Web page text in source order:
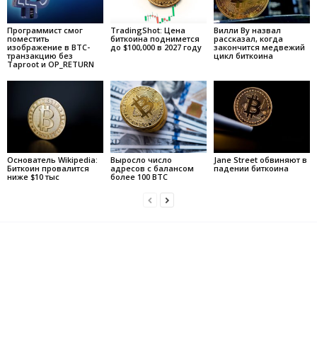
Программист смог
поместить
изображение в BTC-
транзакцию без
Taproot и OP_RETURN
TradingShot: Цена
биткоина поднимется
до $100,000 в 2027 году
Вилли Ву назвал
рассказал, когда
закончится медвежий
цикл биткоина
Основатель Wikipedia:
Биткоин провалится
ниже $10 тыс
Выросло число
адресов с балансом
более 100 BTC
Jane Street обвиняют в
падении биткоина